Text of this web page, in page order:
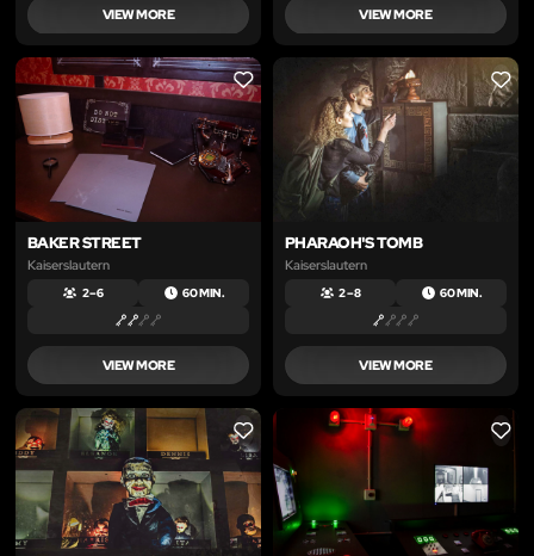
VIEW MORE VIEW MORE
LIKE
BAKER STREET
Kaiserslautern
2 – 6 60 MIN.
VIEW MORE
LIKE
PHARAOH'S TOMB
Kaiserslautern
2 – 8 60 MIN.
VIEW MORE
LIKE LIKE